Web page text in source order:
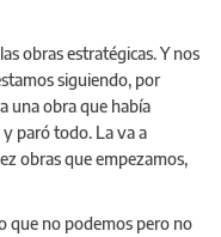
obras estratégicas. Y nos
siguiendo, por
una obra que había
paró todo. La va a
obras que empezamos,
que no podemos pero no